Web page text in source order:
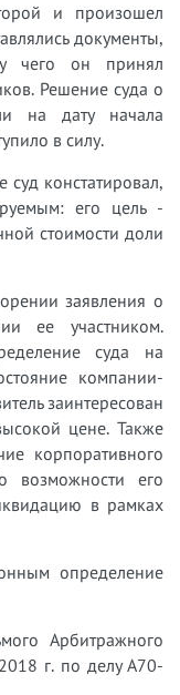
и произошел
документы,
чего он принял
Решение суда о
на дату начала
в силу.
констатировал,
его цель -
стоимости доли
заявления о
ее участником.
суда на
компании-
заинтересован
цене. Также
корпоративного
возможности его
в рамках
определение
Арбитражного
г. по делу А70-